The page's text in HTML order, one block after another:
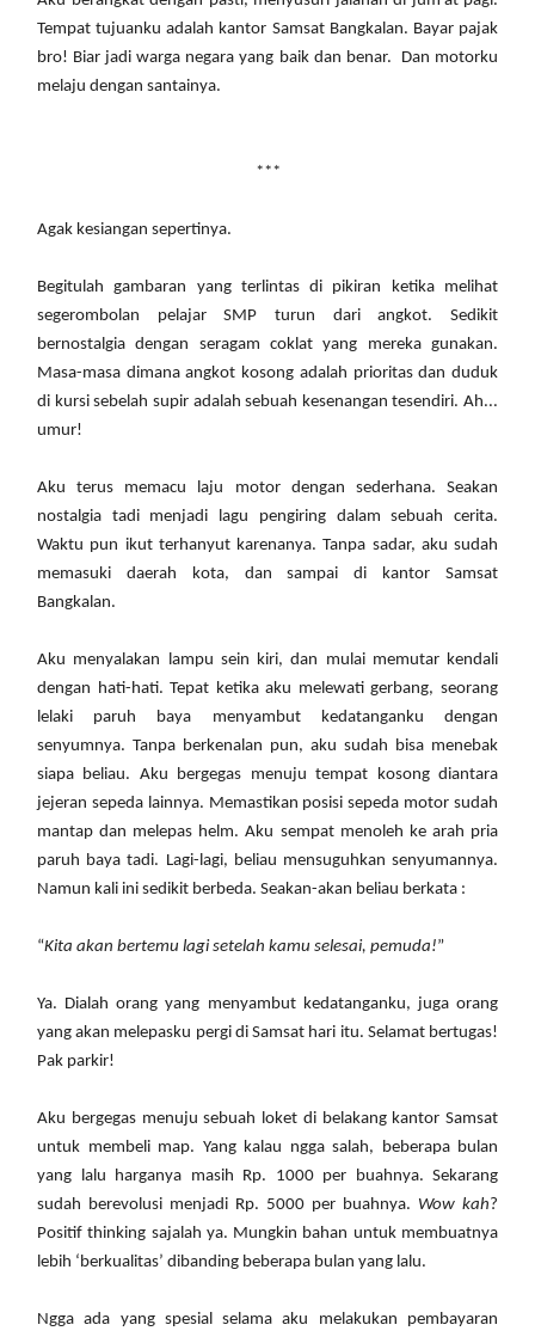
Tempat tujuanku adalah kantor Samsat Bangkalan. Bayar pajak
bro! Biar jadi warga negara yang baik dan benar. Dan motorku
melaju dengan santainya.
***
Agak kesiangan sepertinya.
Begitulah gambaran yang terlintas di pikiran ketika melihat
segerombolan pelajar SMP turun dari angkot. Sedikit
bernostalgia dengan seragam coklat yang mereka gunakan.
Masa-masa dimana angkot kosong adalah prioritas dan duduk
di kursi sebelah supir adalah sebuah kesenangan tesendiri. Ah...
umur!
Aku terus memacu laju motor dengan sederhana. Seakan
nostalgia tadi menjadi lagu pengiring dalam sebuah cerita.
Waktu pun ikut terhanyut karenanya. Tanpa sadar, aku sudah
memasuki daerah kota, dan sampai di kantor Samsat
Bangkalan.
Aku menyalakan lampu sein kiri, dan mulai memutar kendali
dengan hati-hati. Tepat ketika aku melewati gerbang, seorang
lelaki paruh baya menyambut kedatanganku dengan
senyumnya. Tanpa berkenalan pun, aku sudah bisa menebak
siapa beliau. Aku bergegas menuju tempat kosong diantara
jejeran sepeda lainnya. Memastikan posisi sepeda motor sudah
mantap dan melepas helm. Aku sempat menoleh ke arah pria
paruh baya tadi. Lagi-lagi, beliau mensuguhkan senyumannya.
Namun kali ini sedikit berbeda. Seakan-akan beliau berkata :
“Kita akan bertemu lagi setelah kamu selesai, pemuda!”
Ya. Dialah orang yang menyambut kedatanganku, juga orang
yang akan melepasku pergi di Samsat hari itu. Selamat bertugas!
Pak parkir!
Aku bergegas menuju sebuah loket di belakang kantor Samsat
untuk membeli map. Yang kalau ngga salah, beberapa bulan
yang lalu harganya masih Rp. 1000 per buahnya. Sekarang
sudah berevolusi menjadi Rp. 5000 per buahnya. Wow kah?
Positif thinking sajalah ya. Mungkin bahan untuk membuatnya
lebih ‘berkualitas’ dibanding beberapa bulan yang lalu.
Ngga ada yang spesial selama aku melakukan pembayaran